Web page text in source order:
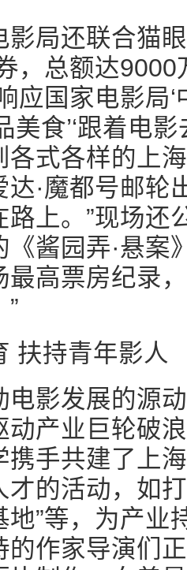
影局还联合猫
，总额达
应国家电影局
美食’‘跟着电
各式各样的上
·魔都号邮轮
上。”现场还
《酱园弄·悬
最高票房纪录
扶持青年影人
电影发展的源
动产业巨轮破
携手共建了上
的活动，如打
地”等，为产业
的作家导演们